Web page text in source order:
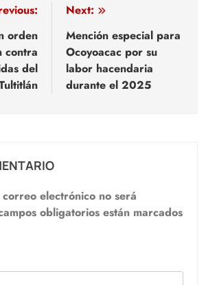
orden
contra
del
Next:
Mención especial para
Ocoyoacac por su
labor hacendaria
durante el 2025
electrónico no será
obligatorios están marcados